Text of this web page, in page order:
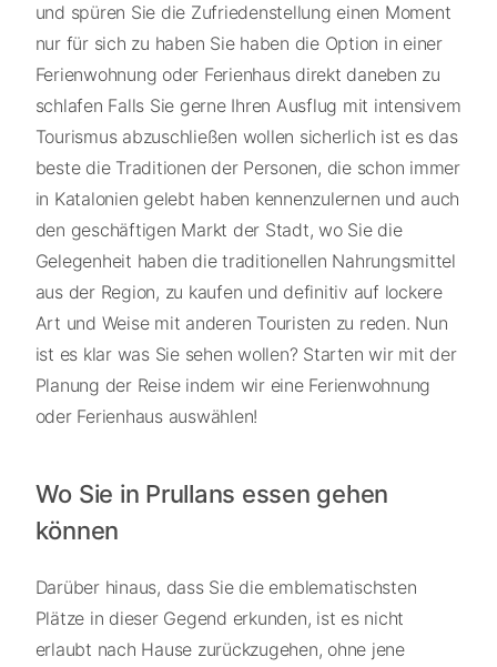
und spüren Sie die Zufriedenstellung einen Moment
nur für sich zu haben Sie haben die Option in einer
Ferienwohnung oder Ferienhaus direkt daneben zu
schlafen Falls Sie gerne Ihren Ausflug mit intensivem
Tourismus abzuschließen wollen sicherlich ist es das
beste die Traditionen der Personen, die schon immer
in Katalonien gelebt haben kennenzulernen und auch
den geschäftigen Markt der Stadt, wo Sie die
Gelegenheit haben die traditionellen Nahrungsmittel
aus der Region, zu kaufen und definitiv auf lockere
Art und Weise mit anderen Touristen zu reden. Nun
ist es klar was Sie sehen wollen? Starten wir mit der
Planung der Reise indem wir eine Ferienwohnung
oder Ferienhaus auswählen!
Wo Sie in Prullans essen gehen
können
Darüber hinaus, dass Sie die emblematischsten
Plätze in dieser Gegend erkunden, ist es nicht
erlaubt nach Hause zurückzugehen, ohne jene